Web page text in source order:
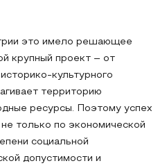
это имело решающее
крупный проект – от
культурного
территорию
ресурсы. Поэтому успех
только по экономической
социальной
допустимости и